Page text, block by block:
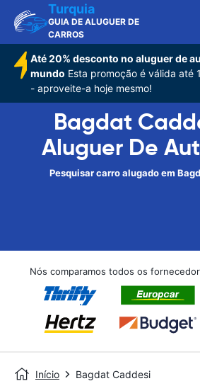
Turquia
GUIA DE ALUGUER DE
CARROS
Até 20% desconto no aluguer de
mundo Esta promoção é válida até
- aproveite-a hoje mesmo!
Bagdat
Aluguer De
Pesquisar carro alugado em
Nós comparamos todos os
Início Bagdat Caddesi